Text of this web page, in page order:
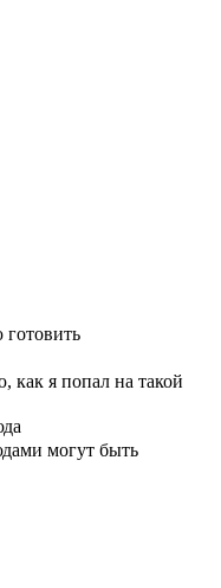
как я попал на такой
могут быть